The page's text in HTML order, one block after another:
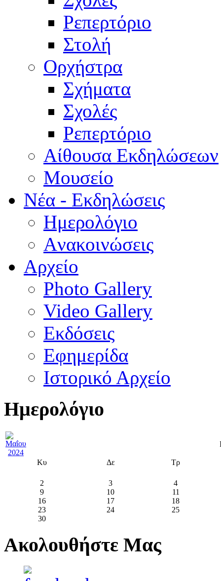
Ρεπερτόριο
Στολή
Ορχήστρα
Σχήματα
Σχολές
Ρεπερτόριο
Aίθουσα Εκδηλώσεων
Μουσείο
Νέα - Εκδηλώσεις
Ημερολόγιο
Aνακοινώσεις
Αρχείο
Photo Gallery
Video Gallery
Εκδόσεις
Εφημερίδα
Ιστορικό Αρχείο
Ημερολόγιο
Κυ Δε Τρ
2 3
4
9
10
11
16
17
18
23
24
25
30
Ακολουθήστε Μας